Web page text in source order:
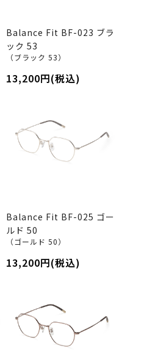
Balance Fit BF-023 ブラ
ック 53
（ブラック 53）
13,200円(税込)
Balance Fit BF-025 ゴー
ルド 50
（ゴールド 50）
13,200円(税込)